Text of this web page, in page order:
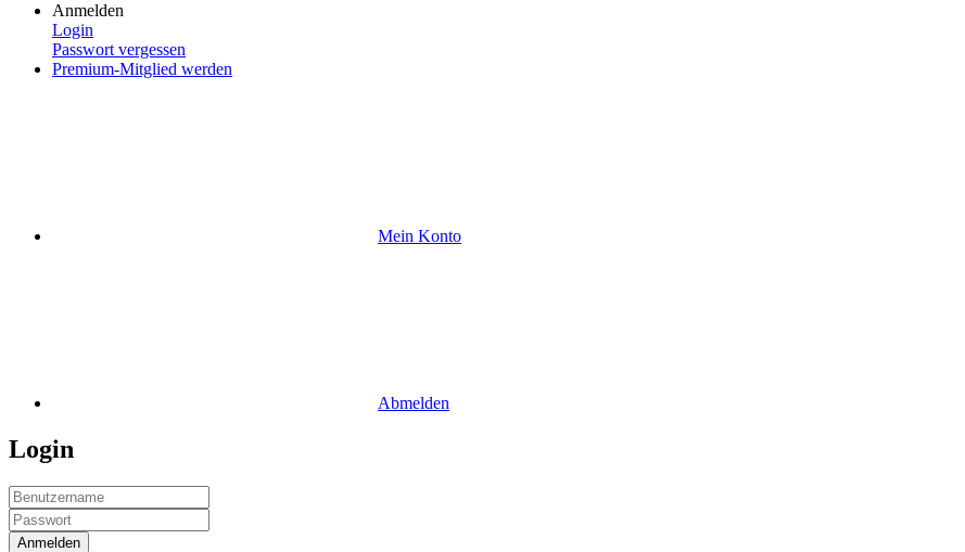
Anmelden
Login
Passwort vergessen
Premium-Mitglied werden
Mein Konto
Abmelden
Login
Anmelden